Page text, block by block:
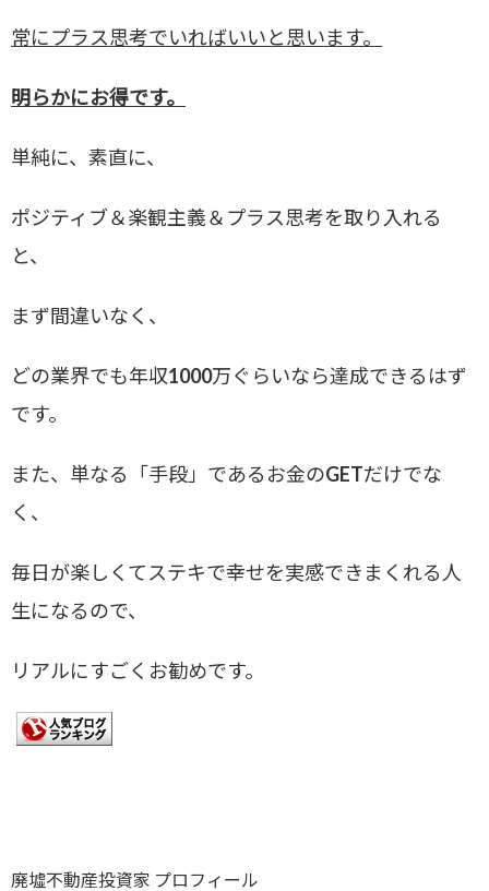
常にプラス思考でいればいいと思います。
明らかにお得です。
単純に、素直に、
ポジティブ＆楽観主義＆プラス思考を取り入れる
と、
まず間違いなく、
どの業界でも年収1000万ぐらいなら達成できるはず
です。
また、単なる「手段」であるお金のGETだけでな
く、
毎日が楽しくてステキで幸せを実感できまくれる人
生になるので、
リアルにすごくお勧めです。
廃墟不動産投資家 プロフィール